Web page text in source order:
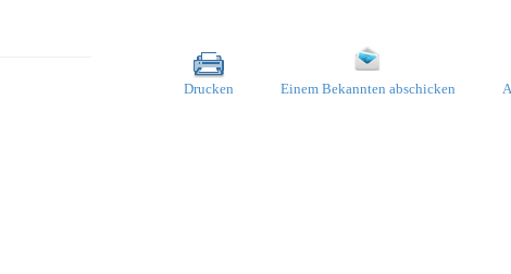
Drucken Einem Bekannten abschicken